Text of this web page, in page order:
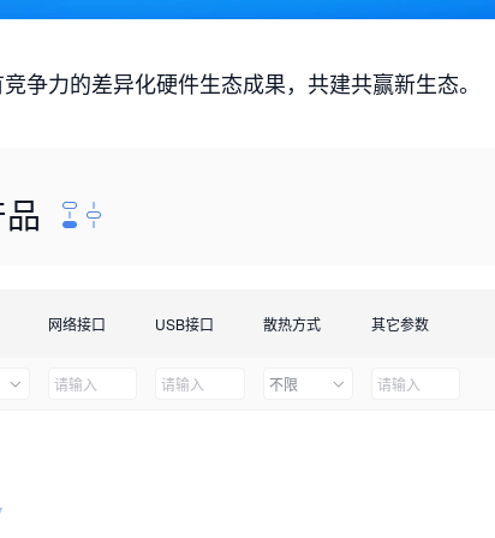
争力的差异化硬件生态成果，共建共赢新生态。
网络接口 USB接口 散热方式 其它参数
不限